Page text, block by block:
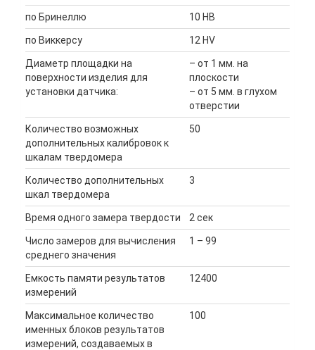
по Бринеллю 10 HB
по Виккерсу 12 HV
Диаметр площадки на
поверхности изделия для
установки датчика:
– от 1 мм. на
плоскости
– от 5 мм. в глухом
отверстии
Количество возможных
дополнительных калибровок к
шкалам твердомера
50
Количество дополнительных
шкал твердомера
3
Время одного замера твердости 2 сек
Число замеров для вычисления
среднего значения
1 – 99
Емкость памяти результатов
измерений
12400
Максимальное количество
именных блоков результатов
измерений, создаваемых в
100